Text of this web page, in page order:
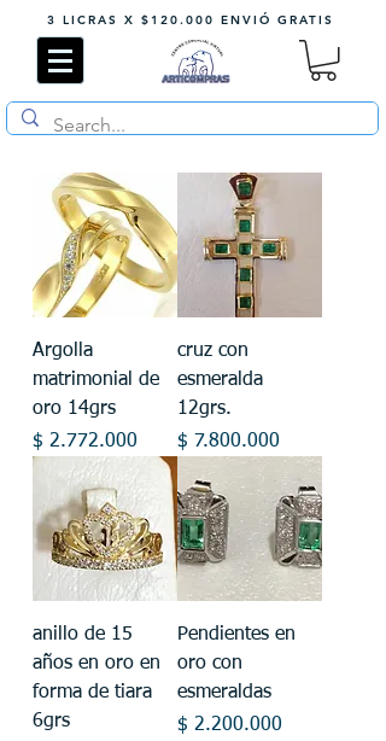
3 LICRAS X $120.000 ENVIÓ GRATIS
Argolla
matrimonial de
oro 14grs
Precio
$ 2.772.000
cruz con
esmeralda
12grs.
Precio
$ 7.800.000
anillo de 15
años en oro en
forma de tiara
6grs
Pendientes en
oro con
esmeraldas
Precio
$ 2.200.000